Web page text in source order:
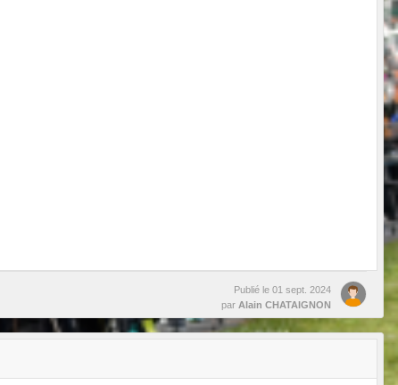
Publié le 01 sept. 2024
par Alain CHATAIGNON